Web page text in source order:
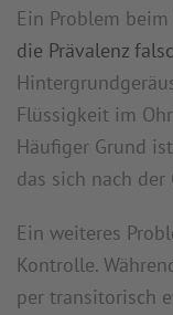
Ein Problem
die Prävalenz
Flüssigkeit im
Häufiger Grund
das sich nach
Ein weiteres
Kontrolle.
per transitorisch